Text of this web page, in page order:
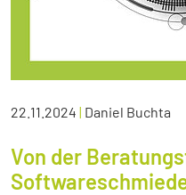
22.11.2024 | Daniel Buchta
Von der